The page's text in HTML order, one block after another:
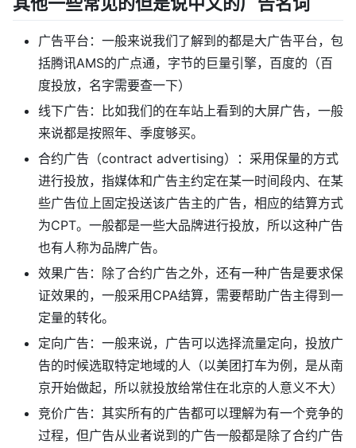
广告平台：一般来说我们了解到的都是大广告平台，包
括腾讯AMS的广点通，字节的巨量引擎，百度的（百
度投放，名字需要查一下）
线下广告：比如我们的在车站上看到的大屏广告，一般
来说都是按照年、季度够买。
合约广告（contract advertising）：采用保量的方式
进行投放，指媒体和广告主约定在某一时间段内、在某
些广告位上固定投送该广告主的广告，相应的结算方式
为CPT。一般都是一些大品牌进行投放，所以这种广告
也有人称为品牌广告。
效果广告：除了合约广告之外，还有一种广告是要求保
证效果的，一般采用CPA结算，需要帮助广告主得到一
定量的转化。
定向广告：一般来说，广告可以选择流量定向，投放广
告的时候选取特定地域的人（以美团打车为例，是从南
京开始做起，所以就投放给常住在北京的人意义不大）
竞价广告：其实所有的广告都可以理解为有一个竞争的
过程，但广告从业者说到的广告一般都是除了合约广告